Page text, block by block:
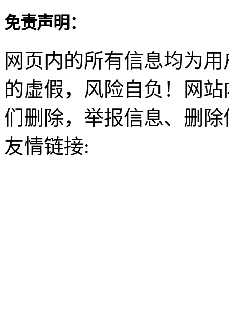
免责声明：
网页内的所有信息均为
的虚假，风险自负！网
们删除，举报信息、删
友情链接: